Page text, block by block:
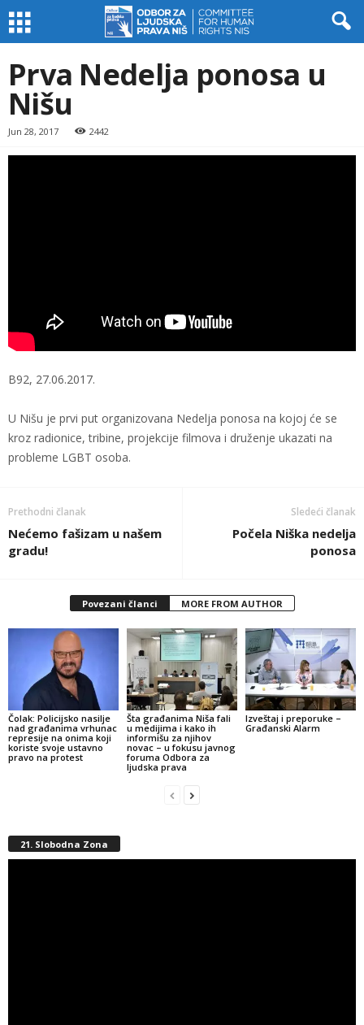
Prva Nedelja ponosa u
Nišu
Jun 28, 2017 2442
B92, 27.06.2017.
U Nišu je prvi put organizovana Nedelja ponosa na kojoj će se
kroz radionice, tribine, projekcije filmova i druženje ukazati na
probleme LGBT osoba.
Prethodni članak
Nećemo fašizam u našem
gradu!
Sledeći članak
Počela Niška nedelja
ponosa
Povezani članci MORE FROM AUTHOR
Čolak: Policijsko nasilje
nad građanima vrhunac
represije na onima koji
koriste svoje ustavno
pravo na protest
Šta građanima Niša fali
u medijima i kako ih
informišu za njihov
novac – u fokusu javnog
foruma Odbora za
ljudska prava
Izveštaj i preporuke –
Građanski Alarm
21. Slobodna Zona